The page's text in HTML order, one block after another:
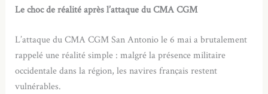
Le choc de réalité après l’attaque du CMA CGM
L’attaque du CMA CGM San Antonio le 6 mai a brutalement
rappelé une réalité simple : malgré la présence militaire
occidentale dans la région, les navires français restent
vulnérables.